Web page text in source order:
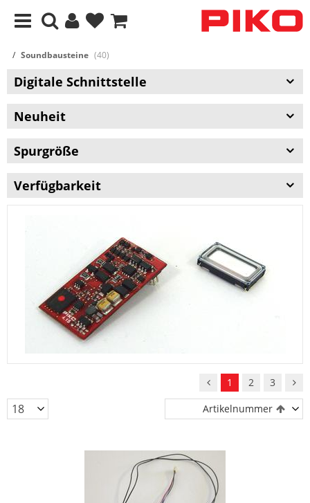
Soundbausteine (40)
Digitale Schnittstelle
Neuheit
Spurgröße
Verfügbarkeit
1 2
3
Artikelnummer